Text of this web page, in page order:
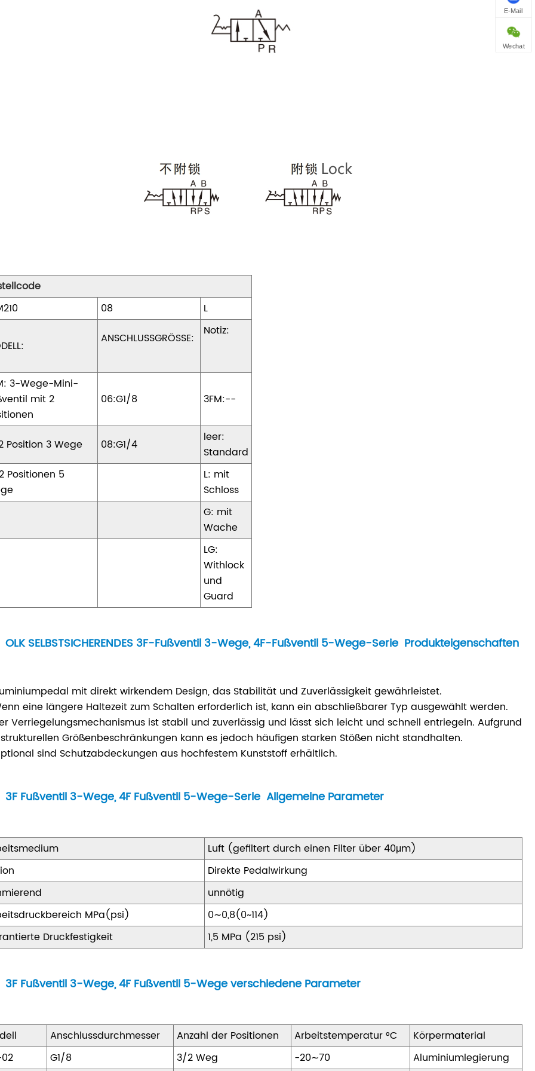
08 L
ANSCHLUSSGRÖSSE: Notiz:
3-Wege-Mini-
mit 2
06:G1/8 3FM:--
Position 3 Wege 08:G1/4
leer:
Standard
Positionen 5
L: mit
Schloss
G: mit
Wache
LG:
Withlock
und
Guard
OLK SELBSTSICHERENDES 3F-Fußventil 3-Wege, 4F-Fußventil 5-Wege-Serie Produkteigenschaften
mit direkt wirkendem Design, das Stabilität und Zuverlässigkeit gewährleistet.
eine längere Haltezeit zum Schalten erforderlich ist, kann ein abschließbarer Typ ausgewählt werden.
Verriegelungsmechanismus ist stabil und zuverlässig und lässt sich leicht und schnell entriegeln. Aufgrund
Größenbeschränkungen kann es jedoch häufigen starken Stößen nicht standhalten.
sind Schutzabdeckungen aus hochfestem Kunststoff erhältlich.
3F Fußventil 3-Wege, 4F Fußventil 5-Wege-Serie Allgemeine Parameter
Luft (gefiltert durch einen Filter über 40μm)
Direkte Pedalwirkung
unnötig
MPa(psi)
0∼0,8(0~114)
Druckfestigkeit
1,5 MPa (215 psi)
3F Fußventil 3-Wege, 4F Fußventil 5-Wege verschiedene Parameter
Anschlussdurchmesser Anzahl der Positionen Arbeitstemperatur °C
Körpermaterial
G1/8 3/2 Weg -20∼70 Aluminiumlegierung
E-Mail
Wechat